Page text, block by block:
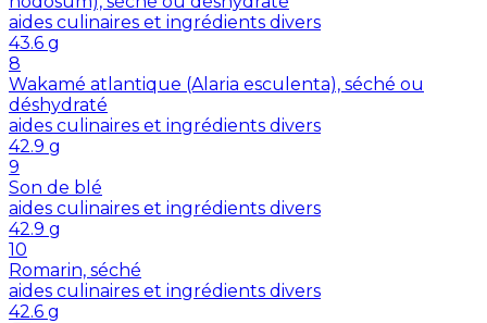
aides culinaires et ingrédients divers
43.6 g
8
Wakamé atlantique (Alaria esculenta), séché ou
déshydraté
aides culinaires et ingrédients divers
42.9 g
9
Son de blé
aides culinaires et ingrédients divers
42.9 g
10
Romarin, séché
aides culinaires et ingrédients divers
42.6 g